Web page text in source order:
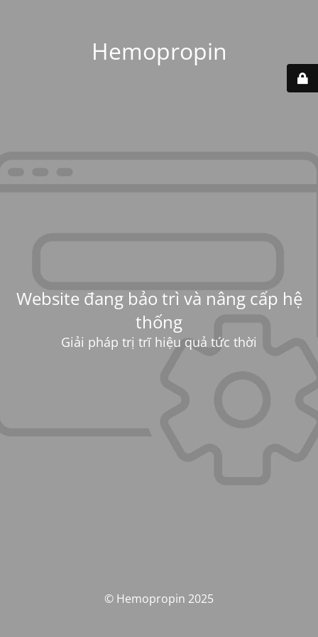
Hemopropin
Website đang bảo trì và nâng cấp hệ
thống
Giải pháp trị trĩ hiệu quả tức thời
© Hemopropin 2025